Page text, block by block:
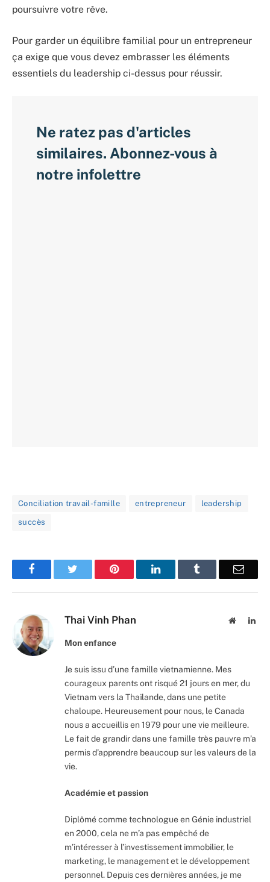
poursuivre votre rêve.
Pour garder un équilibre familial pour un entrepreneur
ça exige que vous devez embrasser les éléments
essentiels du leadership ci-dessus pour réussir.
Ne ratez pas d'articles
similaires. Abonnez-vous à
notre infolettre
Conciliation travail-famille entrepreneur leadership
succès
Facebook Pinterest LinkedIn Email
Thai Vinh Phan Website
Mon enfance
Je suis issu d’une famille vietnamienne. Mes
courageux parents ont risqué 21 jours en mer, du
Vietnam vers la Thaïlande, dans une petite
chaloupe. Heureusement pour nous, le Canada
nous a accueillis en 1979 pour une vie meilleure.
Le fait de grandir dans une famille très pauvre m’a
permis d’apprendre beaucoup sur les valeurs de la
vie.
Académie et passion
Diplômé comme technologue en Génie industriel
en 2000, cela ne m’a pas empêché de
m’intéresser à l’investissement immobilier, le
marketing, le management et le développement
personnel. Depuis ces dernières années, je me